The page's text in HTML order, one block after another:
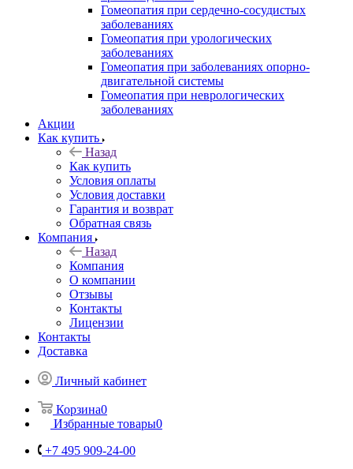
Гомеопатия при сердечно-сосудистых
заболеваниях
Гомеопатия при урологических
заболеваниях
Гомеопатия при заболеваниях опорно-
двигательной системы
Гомеопатия при неврологических
заболеваниях
Акции
Как купить
Назад
Как купить
Условия оплаты
Условия доставки
Гарантия и возврат
Обратная связь
Компания
Назад
Компания
О компании
Отзывы
Контакты
Лицензии
Контакты
Доставка
Личный кабинет
Корзина0
Избранные товары0
+7 495 909-24-00